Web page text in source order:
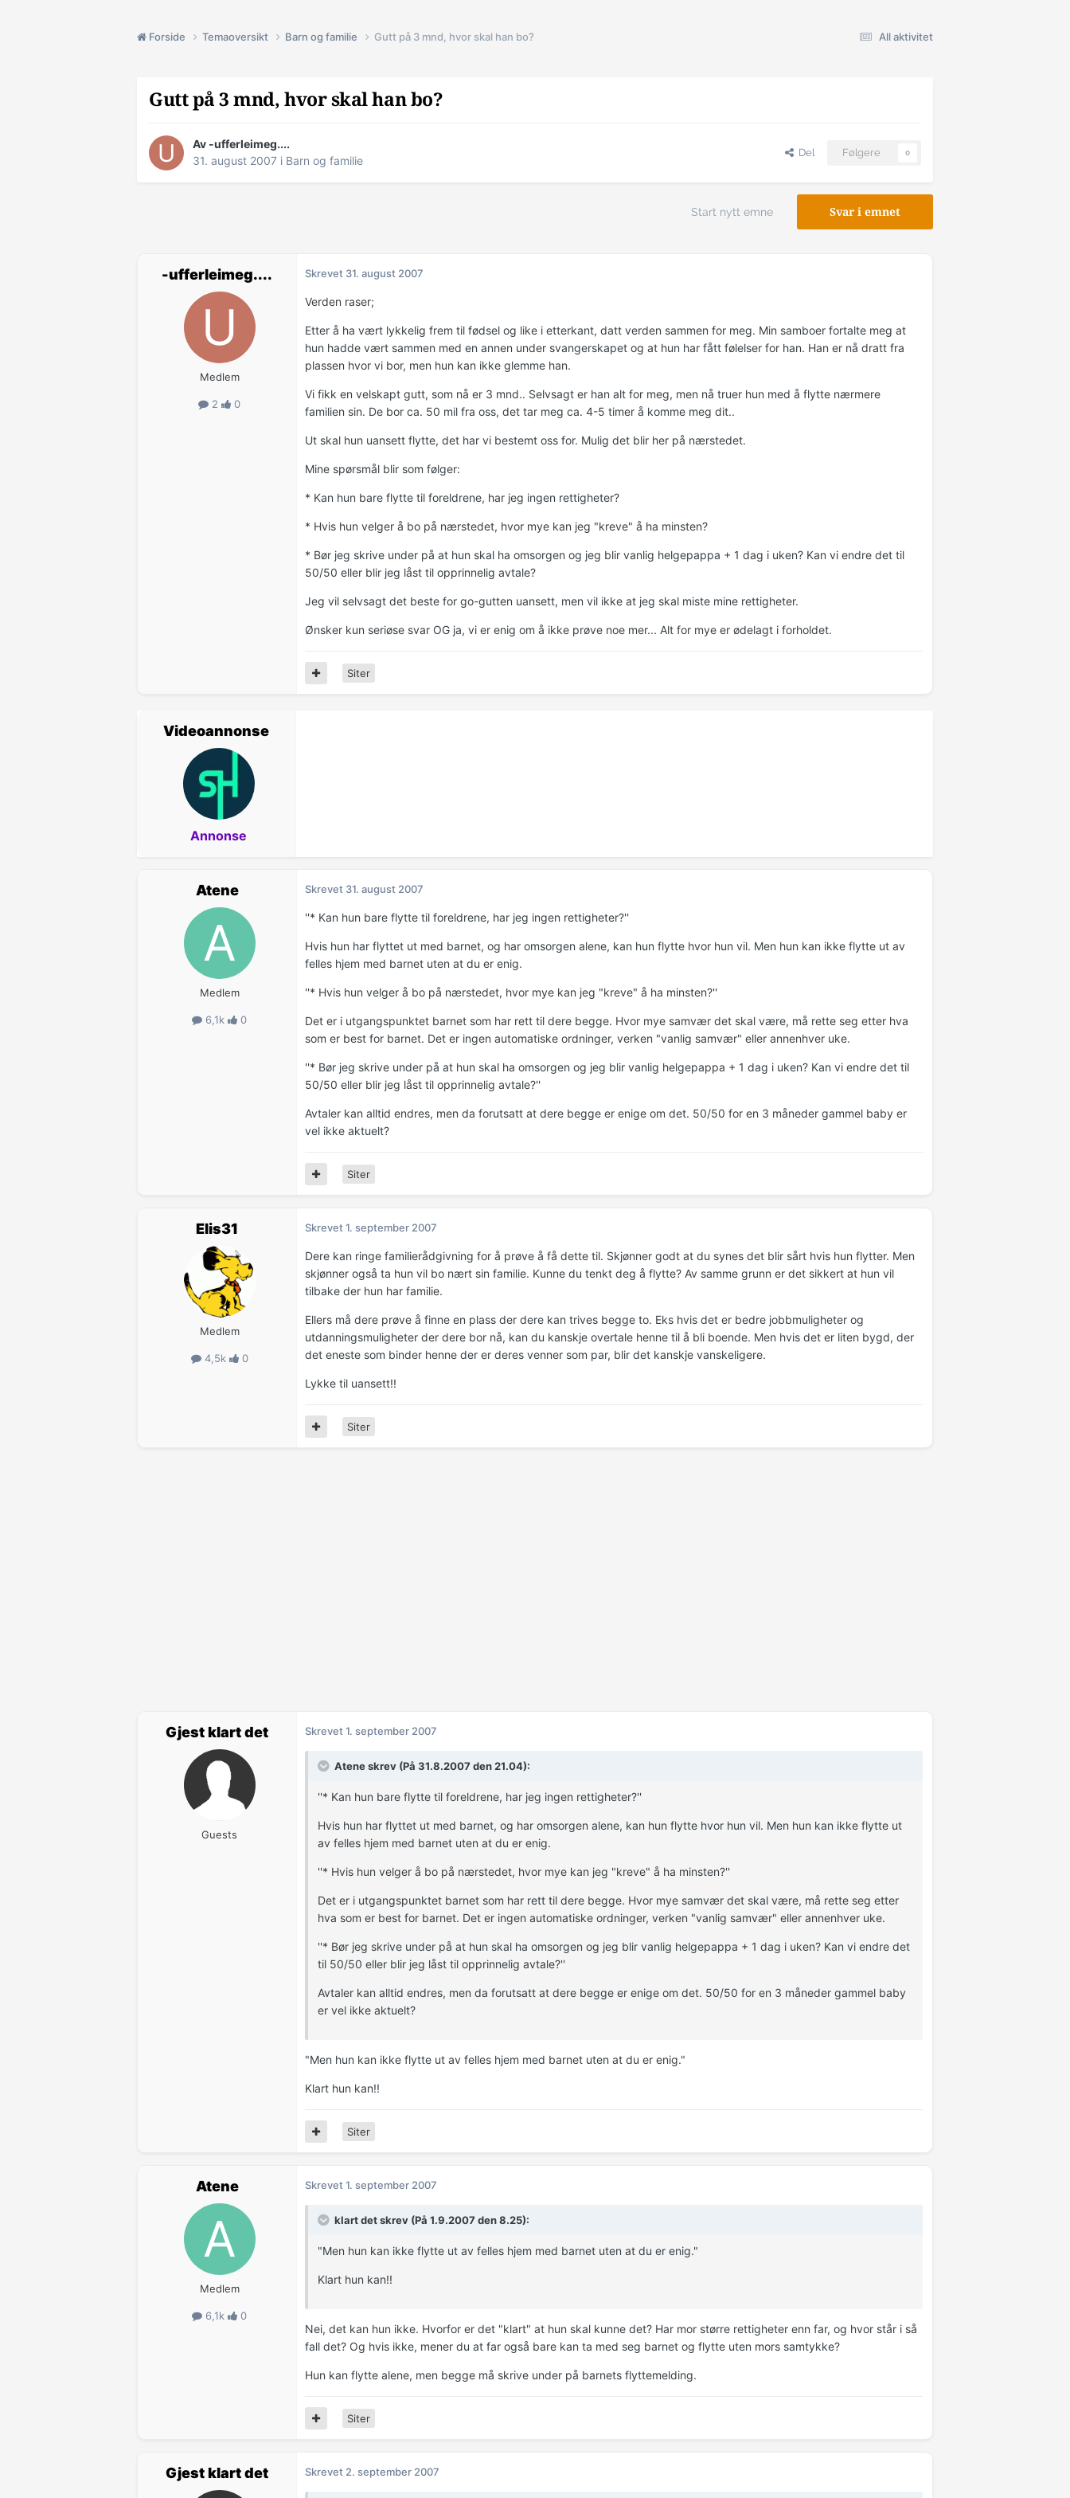
All aktivitet
Forside Temaoversikt Barn og familie Gutt på 3 mnd, hvor skal han bo?
Gutt på 3 mnd, hvor skal han bo?
Av -ufferleimeg....
31. august 2007 i Barn og familie
Del Følgere 0
Svar i emnet
Start nytt emne
-ufferleimeg....
Medlem
2 0
Skrevet 31. august 2007
Verden raser;
Etter å ha vært lykkelig frem til fødsel og like i etterkant, datt verden sammen for meg. Min samboer fortalte meg at
hun hadde vært sammen med en annen under svangerskapet og at hun har fått følelser for han. Han er nå dratt fra
plassen hvor vi bor, men hun kan ikke glemme han.
Vi fikk en velskapt gutt, som nå er 3 mnd.. Selvsagt er han alt for meg, men nå truer hun med å flytte nærmere
familien sin. De bor ca. 50 mil fra oss, det tar meg ca. 4-5 timer å komme meg dit..
Ut skal hun uansett flytte, det har vi bestemt oss for. Mulig det blir her på nærstedet.
Mine spørsmål blir som følger:
* Kan hun bare flytte til foreldrene, har jeg ingen rettigheter?
* Hvis hun velger å bo på nærstedet, hvor mye kan jeg "kreve" å ha minsten?
* Bør jeg skrive under på at hun skal ha omsorgen og jeg blir vanlig helgepappa + 1 dag i uken? Kan vi endre det til
50/50 eller blir jeg låst til opprinnelig avtale?
Jeg vil selvsagt det beste for go-gutten uansett, men vil ikke at jeg skal miste mine rettigheter.
Ønsker kun seriøse svar OG ja, vi er enig om å ikke prøve noe mer... Alt for mye er ødelagt i forholdet.
Siter
Videoannonse
Annonse
Atene
Medlem
6,1k 0
Skrevet 31. august 2007
''* Kan hun bare flytte til foreldrene, har jeg ingen rettigheter?''
Hvis hun har flyttet ut med barnet, og har omsorgen alene, kan hun flytte hvor hun vil. Men hun kan ikke flytte ut av
felles hjem med barnet uten at du er enig.
''* Hvis hun velger å bo på nærstedet, hvor mye kan jeg "kreve" å ha minsten?''
Det er i utgangspunktet barnet som har rett til dere begge. Hvor mye samvær det skal være, må rette seg etter hva
som er best for barnet. Det er ingen automatiske ordninger, verken "vanlig samvær" eller annenhver uke.
''* Bør jeg skrive under på at hun skal ha omsorgen og jeg blir vanlig helgepappa + 1 dag i uken? Kan vi endre det til
50/50 eller blir jeg låst til opprinnelig avtale?''
Avtaler kan alltid endres, men da forutsatt at dere begge er enige om det. 50/50 for en 3 måneder gammel baby er
vel ikke aktuelt?
Siter
Elis31
Medlem
4,5k 0
Skrevet1. september 2007
Dere kan ringe familierådgivning for å prøve å få dette til. Skjønner godt at du synes det blir sårt hvis hun flytter. Men
skjønner også ta hun vil bo nært sin familie. Kunne du tenkt deg å flytte? Av samme grunn er det sikkert at hun vil
tilbake der hun har familie.
Ellers må dere prøve å finne en plass der dere kan trives begge to. Eks hvis det er bedre jobbmuligheter og
utdanningsmuligheter der dere bor nå, kan du kanskje overtale henne til å bli boende. Men hvis det er liten bygd, der
det eneste som binder henne der er deres venner som par, blir det kanskje vanskeligere.
Lykke til uansett!!
Siter
Gjest klart det
Guests
Skrevet1. september 2007
Atene skrev (På 31.8.2007 den 21.04):
''* Kan hun bare flytte til foreldrene, har jeg ingen rettigheter?''
Hvis hun har flyttet ut med barnet, og har omsorgen alene, kan hun flytte hvor hun vil. Men hun kan ikke flytte ut
av felles hjem med barnet uten at du er enig.
''* Hvis hun velger å bo på nærstedet, hvor mye kan jeg "kreve" å ha minsten?''
Det er i utgangspunktet barnet som har rett til dere begge. Hvor mye samvær det skal være, må rette seg etter
hva som er best for barnet. Det er ingen automatiske ordninger, verken "vanlig samvær" eller annenhver uke.
''* Bør jeg skrive under på at hun skal ha omsorgen og jeg blir vanlig helgepappa + 1 dag i uken? Kan vi endre det
til 50/50 eller blir jeg låst til opprinnelig avtale?''
Avtaler kan alltid endres, men da forutsatt at dere begge er enige om det. 50/50 for en 3 måneder gammel baby
er vel ikke aktuelt?
"Men hun kan ikke flytte ut av felles hjem med barnet uten at du er enig."
Klart hun kan!!
Siter
Atene
Medlem
6,1k 0
Skrevet1. september 2007
klart det skrev (På 1.9.2007 den 8.25):
"Men hun kan ikke flytte ut av felles hjem med barnet uten at du er enig."
Klart hun kan!!
Nei, det kan hun ikke. Hvorfor er det "klart" at hun skal kunne det? Har mor større rettigheter enn far, og hvor står i så
fall det? Og hvis ikke, mener du at far også bare kan ta med seg barnet og flytte uten mors samtykke?
Hun kan flytte alene, men begge må skrive under på barnets flyttemelding.
Siter
Gjest klart det Skrevet 2. september 2007